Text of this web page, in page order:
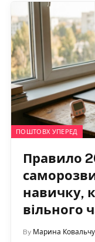
ПОШТОВХ УПЕРЕД
Правило
навичку,
вільного
By Марина